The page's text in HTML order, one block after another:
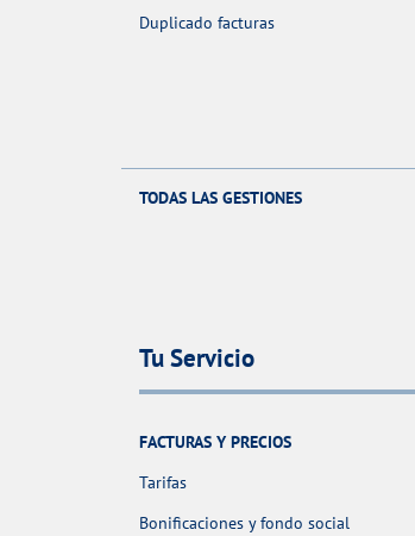
Duplicado facturas
TODAS LAS GESTIONES
Tu Servicio
FACTURAS Y PRECIOS
Tarifas
Bonificaciones y fondo social